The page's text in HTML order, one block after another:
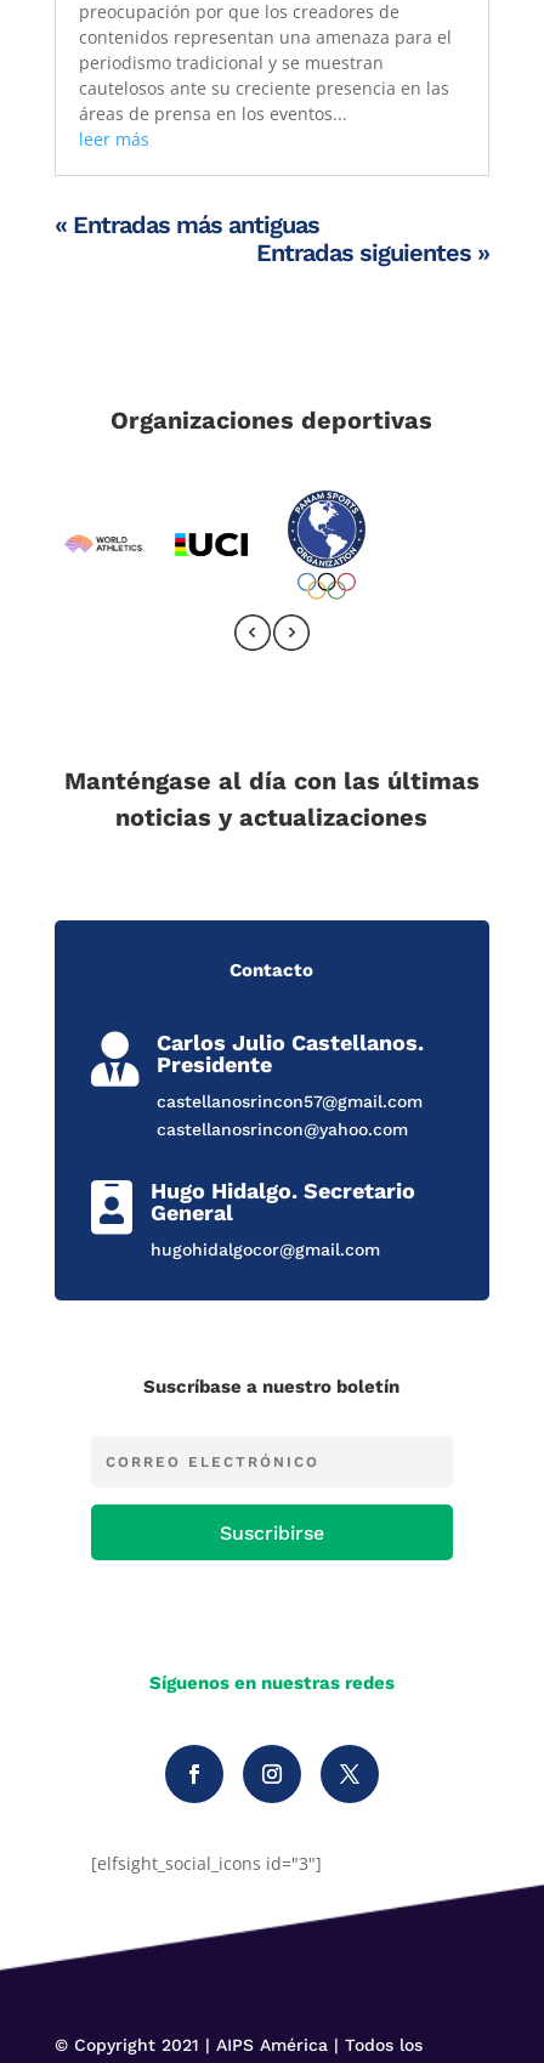
preocupación por que los creadores de
contenidos representan una amenaza para el
periodismo tradicional y se muestran
cautelosos ante su creciente presencia en las
áreas de prensa en los eventos...
leer más
« Entradas más antiguas
Entradas siguientes »
Organizaciones deportivas
Manténgase al día con las últimas
noticias y actualizaciones
Contacto

Carlos Julio Castellanos.
Presidente
castellanosrincon57@gmail.com
castellanosrincon@yahoo.com

Hugo Hidalgo. Secretario
General
hugohidalgocor@gmail.com
Suscríbase a nuestro boletín
Suscribirse
Síguenos en nuestras redes
[elfsight_social_icons id="3"]
© Copyright 2021 | AIPS América | Todos los